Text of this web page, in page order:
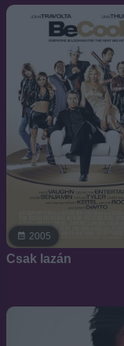
2005
Csak lazán